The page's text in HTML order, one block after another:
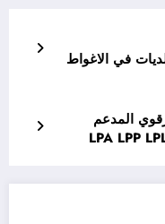
في الاغواط
صيغ السكن السكن الترقوي المدعم